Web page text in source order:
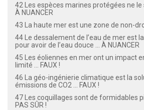
42 Les espèces marines protégées ne le
À NUANCER
43 La haute mer est une zone de non-
44 Le dessalement de l’eau de mer est
pour avoir de l’eau douce ... À NUANCER
45 Les éoliennes en mer ont un impact
limité ... FAUX !
46 La géo-ingénierie climatique est la
émissions de CO2 ... FAUX !
47 Les coquillages sont de formidables
PAS SÛR !